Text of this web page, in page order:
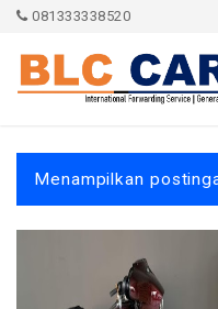
081333338520
Contact
Menampilkan